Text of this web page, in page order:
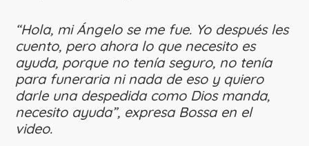
“Hola, mi Ángelo se me fue. Yo después les
cuento, pero ahora lo que necesito es
ayuda, porque no tenía seguro, no tenía
para funeraria ni nada de eso y quiero
darle una despedida como Dios manda,
necesito ayuda”, expresa Bossa en el
video.